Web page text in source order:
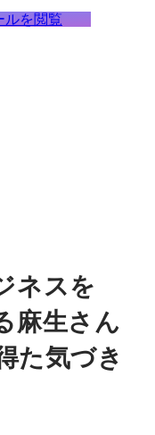
ルを閲覧
ネスを
麻生さん
た気づき